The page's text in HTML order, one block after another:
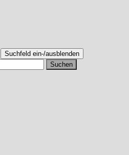
Suchfeld ein-/ausblenden